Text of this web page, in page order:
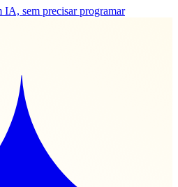
IA, sem precisar programar